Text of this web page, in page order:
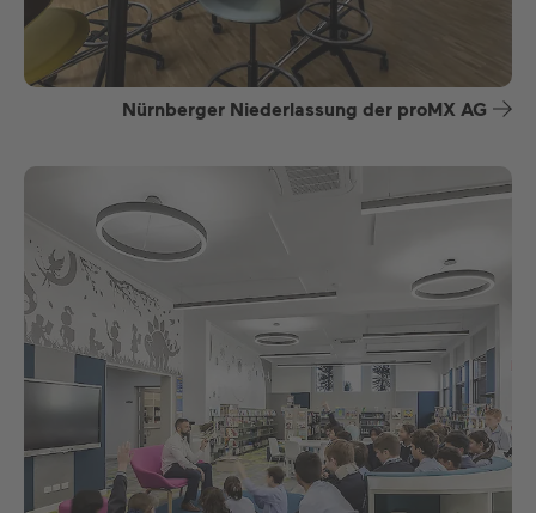
Nürnberger Niederlassung der proMX AG